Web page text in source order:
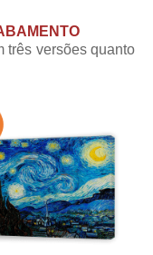
três versões quanto